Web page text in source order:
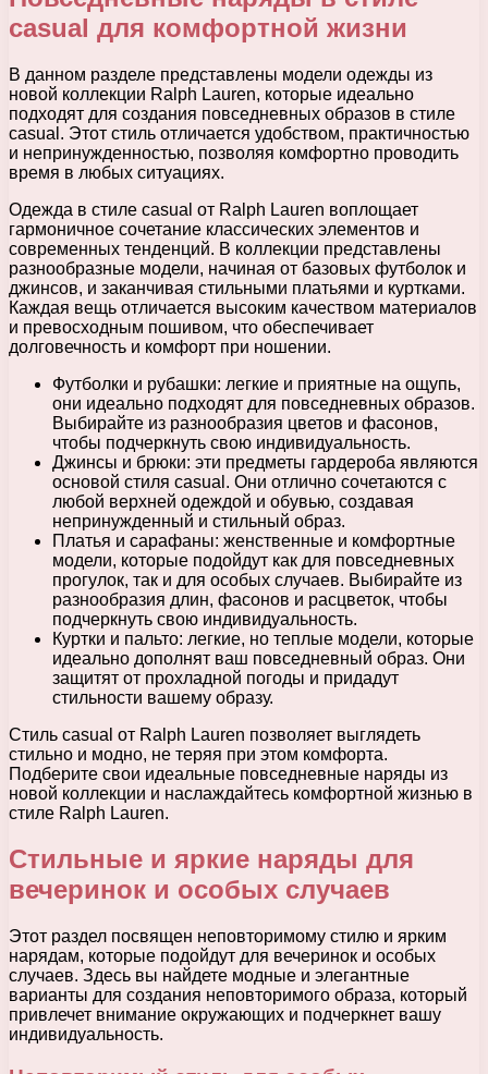
casual для комфортной жизни
В данном разделе представлены модели одежды из
новой коллекции Ralph Lauren, которые идеально
подходят для создания повседневных образов в стиле
casual. Этот стиль отличается удобством, практичностью
и непринужденностью, позволяя комфортно проводить
время в любых ситуациях.
Одежда в стиле casual от Ralph Lauren воплощает
гармоничное сочетание классических элементов и
современных тенденций. В коллекции представлены
разнообразные модели, начиная от базовых футболок и
джинсов, и заканчивая стильными платьями и куртками.
Каждая вещь отличается высоким качеством материалов
и превосходным пошивом, что обеспечивает
долговечность и комфорт при ношении.
Футболки и рубашки: легкие и приятные на ощупь,
они идеально подходят для повседневных образов.
Выбирайте из разнообразия цветов и фасонов,
чтобы подчеркнуть свою индивидуальность.
Джинсы и брюки: эти предметы гардероба являются
основой стиля casual. Они отлично сочетаются с
любой верхней одеждой и обувью, создавая
непринужденный и стильный образ.
Платья и сарафаны: женственные и комфортные
модели, которые подойдут как для повседневных
прогулок, так и для особых случаев. Выбирайте из
разнообразия длин, фасонов и расцветок, чтобы
подчеркнуть свою индивидуальность.
Куртки и пальто: легкие, но теплые модели, которые
идеально дополнят ваш повседневный образ. Они
защитят от прохладной погоды и придадут
стильности вашему образу.
Стиль casual от Ralph Lauren позволяет выглядеть
стильно и модно, не теряя при этом комфорта.
Подберите свои идеальные повседневные наряды из
новой коллекции и наслаждайтесь комфортной жизнью в
стиле Ralph Lauren.
Стильные и яркие наряды для
вечеринок и особых случаев
Этот раздел посвящен неповторимому стилю и ярким
нарядам, которые подойдут для вечеринок и особых
случаев. Здесь вы найдете модные и элегантные
варианты для создания неповторимого образа, который
привлечет внимание окружающих и подчеркнет вашу
индивидуальность.